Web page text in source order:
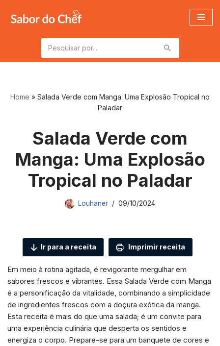
Pular
conteúdo
Home » Salada Verde com Manga: Uma Explosão Tropical no
Paladar
Salada Verde com
Manga: Uma Explosão
Tropical no Paladar
Louhaner 09/10/2024
Ir para a receita Imprimir receita
Em meio à rotina agitada, é revigorante mergulhar em
sabores frescos e vibrantes. Essa Salada Verde com Manga
é a personificação da vitalidade, combinando a simplicidade
de ingredientes frescos com a doçura exótica da manga.
Esta receita é mais do que uma salada; é um convite para
uma experiência culinária que desperta os sentidos e
energiza o corpo. Prepare-se para um banquete de cores e